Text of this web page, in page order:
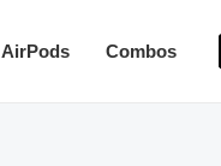
AirPods Combos